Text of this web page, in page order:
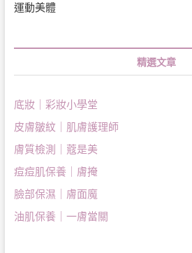
運動美體
精選文章
底妝｜彩妝小學堂
皮膚皺紋｜肌膚護理師
膚質檢測｜蔻是美
痘痘肌保養｜膚掩
臉部保濕｜膚面魔
油肌保養｜一膚當關